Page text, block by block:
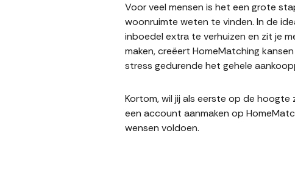
Voor veel mensen is het een grote
woonruimte weten te vinden. In de
inboedel extra te verhuizen en zit je
maken, creëert HomeMatching
stress gedurende het gehele
Kortom, wil jij als eerste op de hoogte
een account aanmaken op
wensen voldoen.